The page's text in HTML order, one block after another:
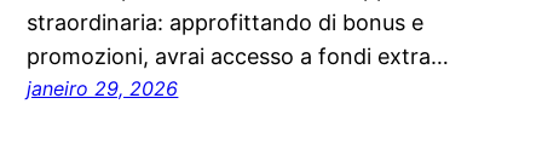
straordinaria: approfittando di bonus e
promozioni, avrai accesso a fondi extra…
janeiro 29, 2026